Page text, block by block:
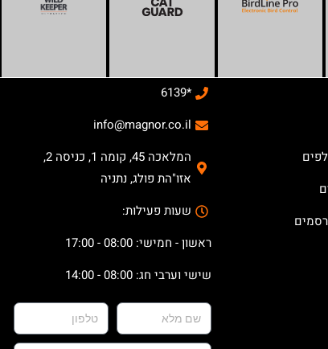
*6139
info@magnor.co.il
המלאכה 45, קומה 1, כניסה 2,
אזו"הת פולג, נתניה
שעות פעילות:
ראשון - חמישי: 08:00 - 17:00
שישי וערבי חג: 08:00 - 14:00